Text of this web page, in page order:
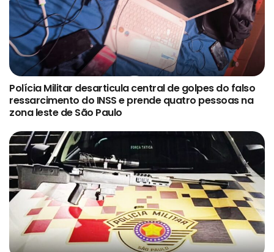
Polícia Militar desarticula central de golpes do falso
ressarcimento do INSS e prende quatro pessoas na
zona leste de São Paulo